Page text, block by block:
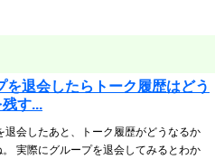
を退会したらトーク履歴はどう
す...
退会したあと、トーク履歴がどうなるか
実際にグループを退会してみるとわか